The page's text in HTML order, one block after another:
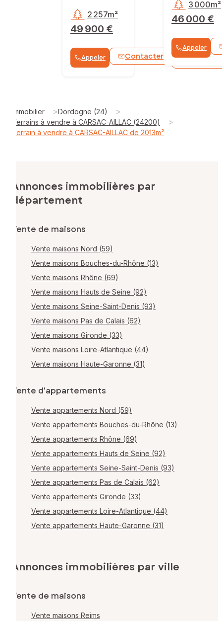
49 900 €
2 257m²
Appeler Contacter WhatsApp
46 000 €
3 000m²
Appeler
Immobilier >Dordogne (24) >
Terrains à vendre à CARSAC-AILLAC (24200) >
Terrain à vendre à CARSAC-AILLAC de 2013m²
Annonces immobilières par
département
Vente de maisons
Vente maisons Nord (59)
Vente maisons Bouches-du-Rhône (13)
Vente maisons Rhône (69)
Vente maisons Hauts de Seine (92)
Vente maisons Seine-Saint-Denis (93)
Vente maisons Pas de Calais (62)
Vente maisons Gironde (33)
Vente maisons Loire-Atlantique (44)
Vente maisons Haute-Garonne (31)
Vente d'appartements
Vente appartements Nord (59)
Vente appartements Bouches-du-Rhône (13)
Vente appartements Rhône (69)
Vente appartements Hauts de Seine (92)
Vente appartements Seine-Saint-Denis (93)
Vente appartements Pas de Calais (62)
Vente appartements Gironde (33)
Vente appartements Loire-Atlantique (44)
Vente appartements Haute-Garonne (31)
Annonces immobilières par ville
Vente de maisons
Vente maisons Reims